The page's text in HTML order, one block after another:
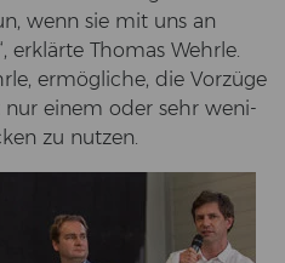
wenn sie mit uns an
er­klär­te Tho­mas Wehr­le.
er­mög­li­che, die Vor­zü­ge
einem oder sehr we­ni­
zu nut­zen.